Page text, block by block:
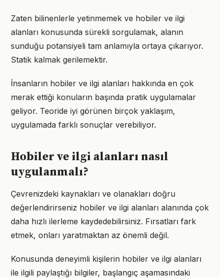
Zaten bilinenlerle yetinmemek ve hobiler ve ilgi
alanları konusunda sürekli sorgulamak, alanın
sunduğu potansiyeli tam anlamıyla ortaya çıkarıyor.
Statik kalmak gerilemektir.
İnsanların hobiler ve ilgi alanları hakkında en çok
merak ettiği konuların başında pratik uygulamalar
geliyor. Teoride iyi görünen birçok yaklaşım,
uygulamada farklı sonuçlar verebiliyor.
Hobiler ve ilgi alanları nasıl
uygulanmalı?
Çevrenizdeki kaynakları ve olanakları doğru
değerlendirirseniz hobiler ve ilgi alanları alanında çok
daha hızlı ilerleme kaydedebilirsiniz. Fırsatları fark
etmek, onları yaratmaktan az önemli değil.
Konusunda deneyimli kişilerin hobiler ve ilgi alanları
ile ilgili paylaştığı bilgiler, başlangıç aşamasındaki